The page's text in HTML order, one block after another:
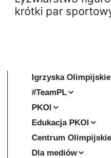
krótki par
Igrzyska Olimpijskie
#TeamPL
PKOl
Edukacja PKOl
Centrum Olimpijskie
Dla mediów